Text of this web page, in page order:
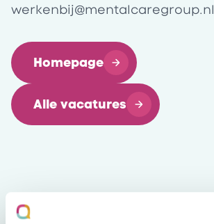
werkenbij@mentalcaregroup.nl
Homepage
Alle vacatures